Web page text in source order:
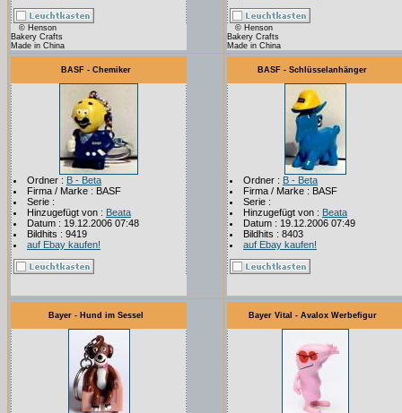
© Henson
Bakery Crafts
Made in China
© Henson
Bakery Crafts
Made in China
BASF - Chemiker
Ordner : B - Beta
Firma / Marke : BASF
Serie :
Hinzugefügt von : Beata
Datum : 19.12.2006 07:48
Bildhits : 9419
auf Ebay kaufen!
BASF - Schlüsselanhänger
Ordner : B - Beta
Firma / Marke : BASF
Serie :
Hinzugefügt von : Beata
Datum : 19.12.2006 07:49
Bildhits : 8403
auf Ebay kaufen!
Bayer - Hund im Sessel Bayer Vital - Avalox Werbefigur